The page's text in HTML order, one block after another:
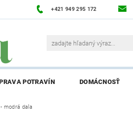
+421 949 295 172
POTRAVÍN DOMÁCNOSŤ
NAPÍŠTE NÁM
modrá dala